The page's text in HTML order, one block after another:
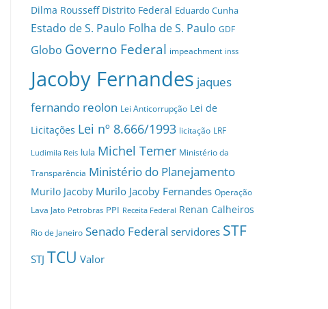
Dilma Rousseff Distrito Federal Eduardo Cunha
Estado de S. Paulo Folha de S. Paulo GDF
Globo Governo Federal impeachment inss
Jacoby Fernandes jaques
fernando reolon Lei Anticorrupção Lei de
Licitações Lei nº 8.666/1993 licitação LRF
Ludimila Reis lula Michel Temer Ministério da
Transparência Ministério do Planejamento
Murilo Jacoby Murilo Jacoby Fernandes Operação
Lava Jato Petrobras PPI Receita Federal Renan Calheiros
Rio de Janeiro Senado Federal servidores STF
STJ TCU Valor